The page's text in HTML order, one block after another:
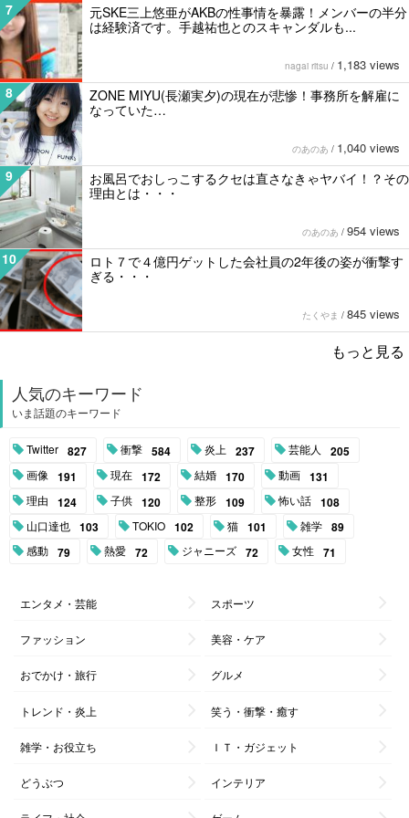
7
元SKE三上悠亜がAKBの性事情を暴露！メンバーの半分
は経験済です。手越祐也とのスキャンダルも...
nagai ritsu / 1,183 views
8
ZONE MIYU(長瀬実夕)の現在が悲惨！事務所を解雇に
なっていた…
のあのあ / 1,040 views
9
お風呂でおしっこするクセは直さなきゃヤバイ！？その
理由とは・・・
のあのあ / 954 views
10
ロト７で４億円ゲットした会社員の2年後の姿が衝撃す
ぎる・・・
たくやま / 845 views
もっと見る
人気のキーワード
いま話題のキーワード
Twitter 827 衝撃 584 炎上 237 芸能人 205
画像 191 現在 172 結婚 170 動画 131
理由 124 子供 120 整形 109 怖い話 108
山口達也 103 TOKIO 102 猫 101 雑学 89
感動 79 熱愛 72 ジャニーズ 72 女性 71
エンタメ・芸能 スポーツ
ファッション 美容・ケア
おでかけ・旅行 グルメ
トレンド・炎上 笑う・衝撃・癒す
雑学・お役立ち ＩＴ・ガジェット
どうぶつ インテリア